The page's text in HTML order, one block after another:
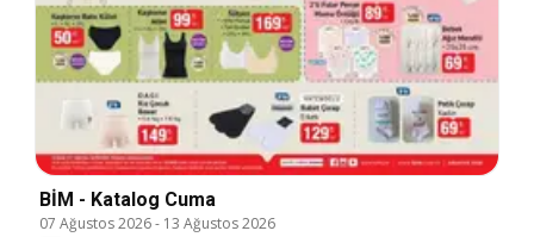
BİM - Katalog Cuma
07 Ağustos 2026- 13 Ağustos 2026